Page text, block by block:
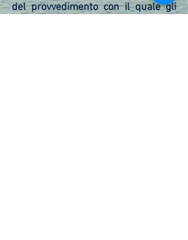
del provvedimento con il quale gli